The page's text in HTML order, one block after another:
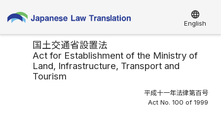
language
English
国土交通省設置法
Act for Establishment of the Ministry of
Land, Infrastructure, Transport and
Tourism
平成十一年法律第百号
Act No. 100 of 1999